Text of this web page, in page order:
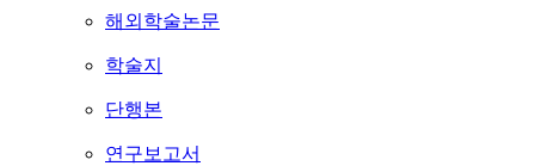
해외학술논문
학술지
단행본
연구보고서